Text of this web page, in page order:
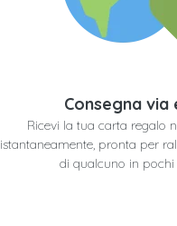
Consegna via
Ricevi la tua carta regalo
istantaneamente, pronta per
di qualcuno in pochi